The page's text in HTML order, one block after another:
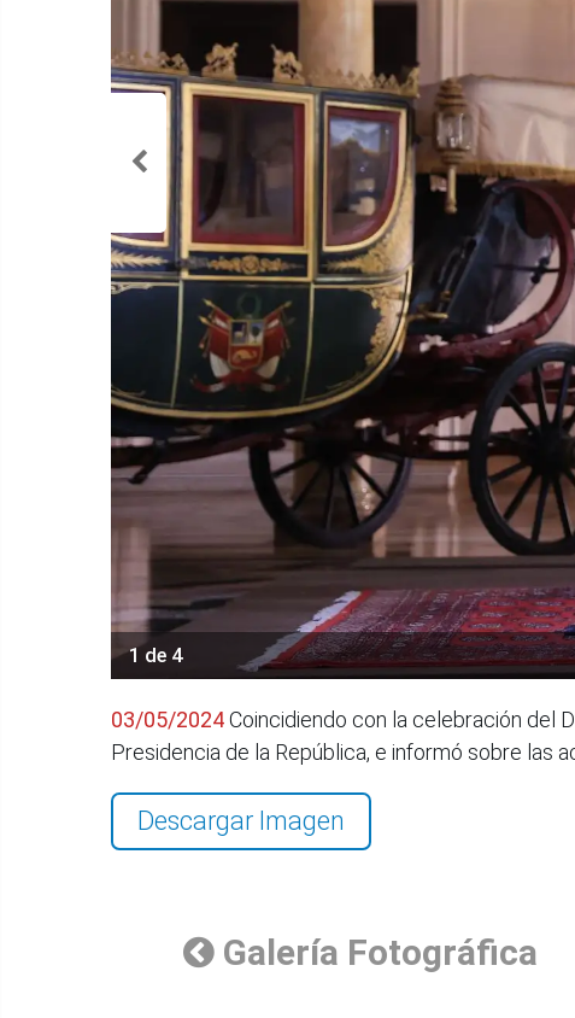
1 de 4
03/05/2024Coincidiendo con la celebración del
Presidencia de la República, e informó sobre las
Descargar Imagen
Galería Fotográfica